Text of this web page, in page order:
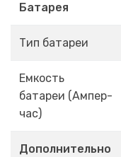
Батарея
Тип батареи
Емкость
батареи (Ампер-
час)
Дополнительно